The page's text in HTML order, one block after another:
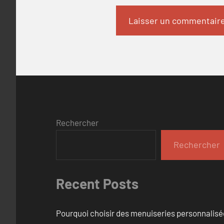
Rechercher
Rechercher
Recent Posts
Pourquoi choisir des menuiseries